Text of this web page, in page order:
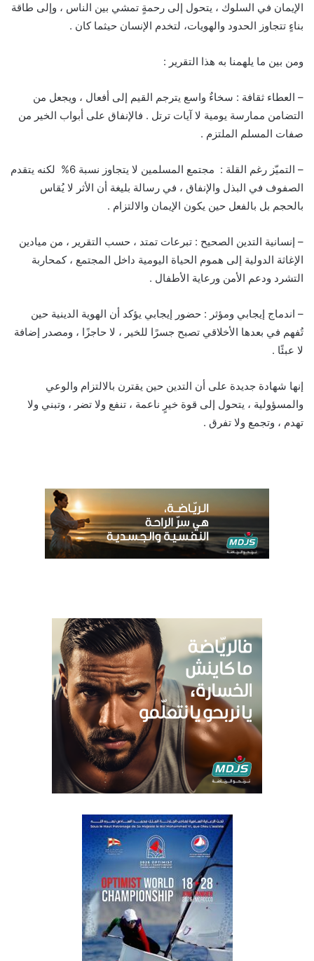
الإيمان في السلوك ، يتحول إلى رحمةٍ تمشي بين الناس ، وإلى طاقة
بناءٍ تتجاوز الحدود والهويات، لتخدم الإنسان حيثما كان .
ومن بين ما يلهمنا به هذا التقرير :
– العطاء ثقافة : سخاءٌ واسع يترجم القيم إلى أفعال ، ويجعل من
التضامن ممارسة يومية لا آيات ترتل . فالإنفاق على أبواب الخير من
صفات المسلم الملتزم .
– التميّز رغم القلة : مجتمع المسلمين لا يتجاوز نسبة 6% لكنه يتقدم
الصفوف في البذل والإنفاق ، في رسالة بليغة أن الأثر لا يُقاس
بالحجم بل بالفعل حين يكون الإيمان والالتزام .
– إنسانية التدين الصحيح : تبرعات تمتد ، حسب التقرير ، من ميادين
الإغاثة الدولية إلى هموم الحياة اليومية داخل المجتمع ، كمحاربة
التشرد ودعم الأمن ورعاية الأطفال .
– اندماج إيجابي ومؤثر : حضور إيجابي يؤكد أن الهوية الدينية حين
تُفهم في بعدها الأخلاقي تصبح جسرًا للخير ، لا حاجزًا ، ومصدر إضافة
لا عبئًا .
إنها شهادة جديدة على أن التدين حين يقترن بالالتزام والوعي
والمسؤولية ، يتحول إلى قوة خيرٍ ناعمة ، تنفع ولا تضر ، وتبني ولا
تهدم ، وتجمع ولا تفرق .